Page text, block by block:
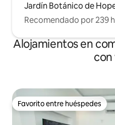
Jardín Botánico de
Recomendado por 239
Alojamientos en
Favorito entre huéspedes
Favorito entre huéspedes